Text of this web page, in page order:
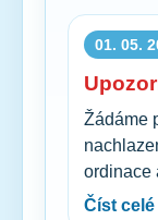
01. 05.
Žádáme
ordinace
Číst celé